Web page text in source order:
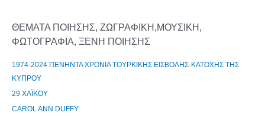
ΘΕΜΑΤΑ ΠΟΙΗΣΗΣ, ΖΩΓΡΑΦΙΚΗ,ΜΟΥΣΙΚΗ,
ΦΩΤΟΓΡΑΦΙΑ, ΞΕΝΗ ΠΟΙΗΣΗΣ
1974-2024 ΠΕΝΗΝΤΑ ΧΡΟΝΙΑ ΤΟΥΡΚΙΚΗΣ ΕΙΣΒΟΛΗΣ-ΚΑΤΟΧΗΣ ΤΗΣ
ΚΥΠΡΟΥ
29 ΧΑΪΚΟΥ
CAROL ANN DUFFY